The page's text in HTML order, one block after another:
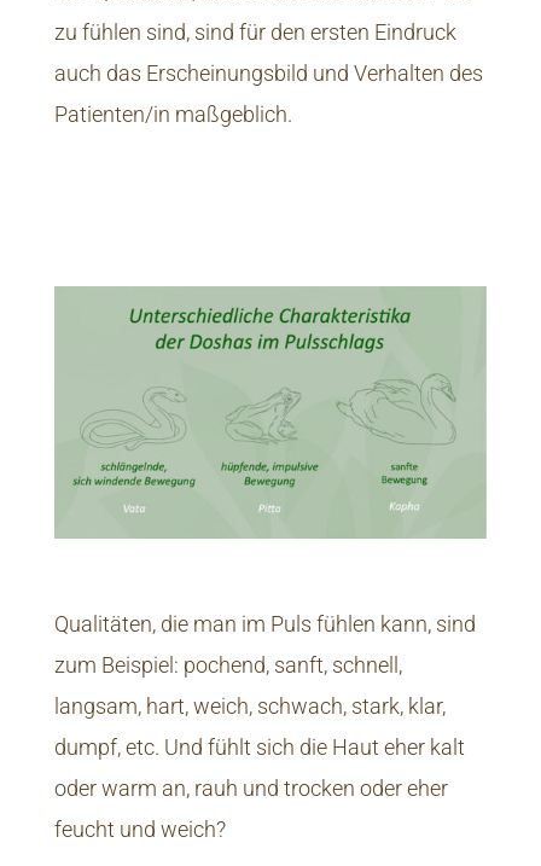
zu fühlen sind, sind für den ersten Eindruck
auch das Erscheinungsbild und Verhalten des
Patienten/in maßgeblich.
Qualitäten, die man im Puls fühlen kann, sind
zum Beispiel: pochend, sanft, schnell,
langsam, hart, weich, schwach, stark, klar,
dumpf, etc. Und fühlt sich die Haut eher kalt
oder warm an, rauh und trocken oder eher
feucht und weich?